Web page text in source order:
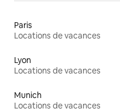
Paris
Locations de vacances
Lyon
Locations de vacances
Munich
Locations de vacances